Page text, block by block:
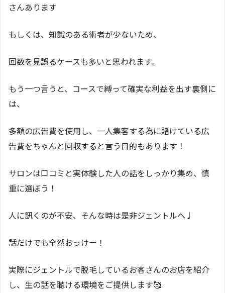
さんあります
もしくは、知識のある術者が少ないため、
回数を見誤るケースも多いと思われます。
もう一つ言うと、コースで縛って確実な利益を出す裏側に
は、
多額の広告費を使用し、一人集客する為に賭けている広
告費をちゃんと回収すると言う目的もあります！
サロンは口コミと実体験した人の話をしっかり集め、慎
重に選ぼう！
人に訊くのが不安、そんな時は是非ジェントルへ♩
話だけでも全然おっけー！
実際にジェントルで脱毛しているお客さんのお店を紹介
し、生の話を聴ける環境をご提供します🥰